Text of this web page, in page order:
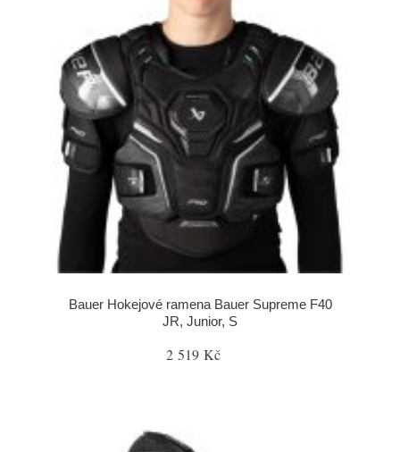
Bauer Hokejové ramena Bauer Supreme F40
JR, Junior, S
2 519 Kč